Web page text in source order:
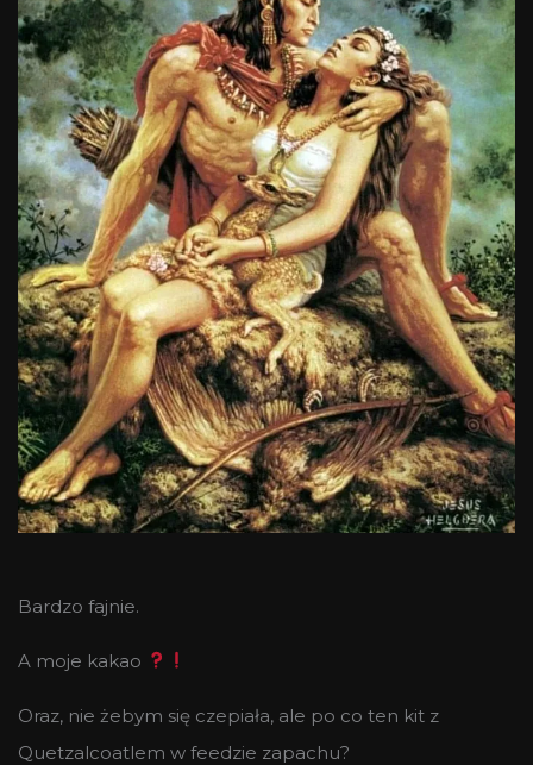
Bardzo fajnie.
A moje kakao
Oraz, nie żebym się czepiała, ale po co ten kit z
Quetzalcoatlem w feedzie zapachu?